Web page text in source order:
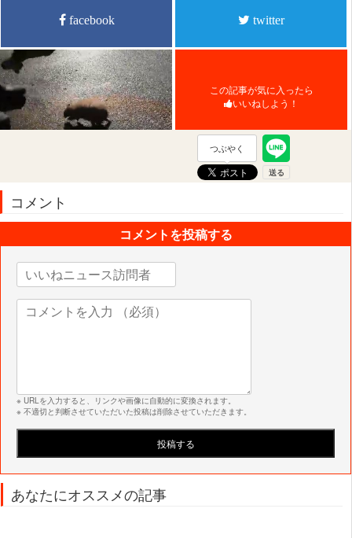
facebook twitter
この記事が気に入ったら
いいねしよう！
つぶやく
コメント
コメントを投稿する
※ URLを入力すると、リンクや画像に自動的に変換されます。
※ 不適切と判断させていただいた投稿は削除させていただきます。
あなたにオススメの記事